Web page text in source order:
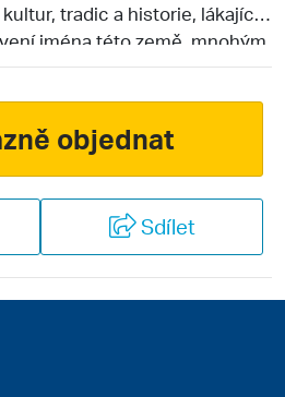
tradic a historie, lákající
jména této země, mnohým
dlouhé pláže a příjemně
koberce, kterými své
po celém světě, smlouvání
sladká vůně jasmínu a baklavy
se však pyšní také
vůbec. Vždyť právě na
se vyvíjely nejstarší
objednat
Sdílet